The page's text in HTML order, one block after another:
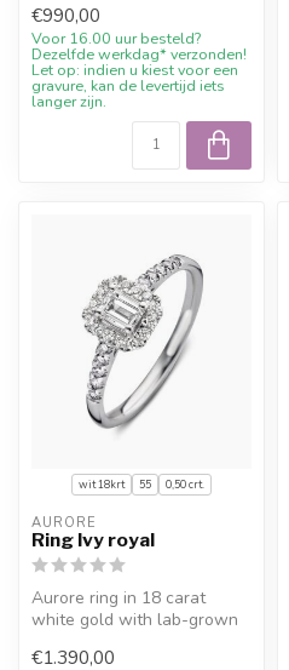
Expertly...
€990,00
Voor 16.00 uur besteld?
Dezelfde werkdag* verzonden!
Let op: indien u kiest voor een
gravure, kan de levertijd iets
langer zijn.
wit 18krt 55 0,50 crt.
AURORE
Ring Ivy royal
Aurore ring in 18 carat
white gold with lab-grown
...
€1.390,00